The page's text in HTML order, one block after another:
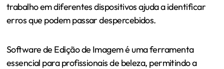
trabalho em diferentes dispositivos ajuda a identificar
erros que podem passar despercebidos.
Software de Edição de Imagem é uma ferramenta
essencial para profissionais de beleza, permitindo a